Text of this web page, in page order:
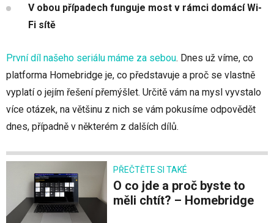
V obou případech funguje most v rámci domácí Wi-
Fi sítě
První díl našeho seriálu máme za sebou. Dnes už víme, co
platforma Homebridge je, co představuje a proč se vlastně
vyplatí o jejím řešení přemýšlet. Určitě vám na mysl vyvstalo
více otázek, na většinu z nich se vám pokusíme odpovědět
dnes, případně v některém z dalších dílů.
PŘEČTĚTE SI TAKÉ
O co jde a proč byste to
měli chtít? – Homebridge